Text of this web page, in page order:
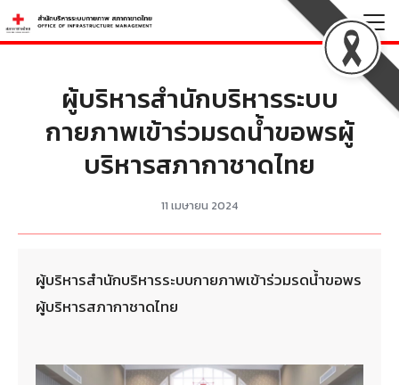
Skip
to
ผู้บริหารสำนักบริหารระบบ
กายภาพเข้าร่วมรดน้ำขอพรผู้
บริหารสภากาชาดไทย
11 เมษายน 2024
ผู้บริหารสำนักบริหารระบบกายภาพเข้าร่วมรดน้ำขอพร
ผู้บริหารสภากาชาดไทย